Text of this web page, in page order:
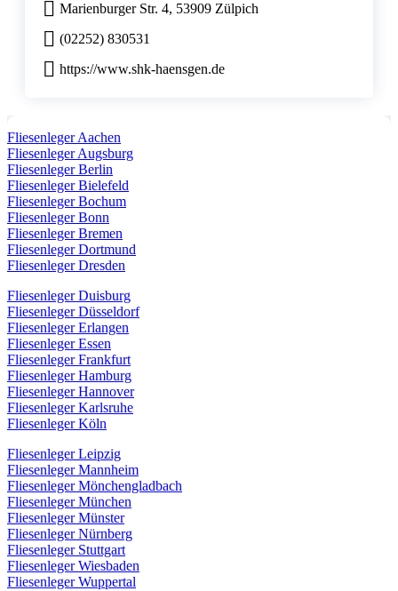
Marienburger Str. 4, 53909 Zülpich
(02252) 830531
https://www.shk-haensgen.de
Fliesenleger Aachen
Fliesenleger Augsburg
Fliesenleger Berlin
Fliesenleger Bielefeld
Fliesenleger Bochum
Fliesenleger Bonn
Fliesenleger Bremen
Fliesenleger Dortmund
Fliesenleger Dresden
Fliesenleger Duisburg
Fliesenleger Düsseldorf
Fliesenleger Erlangen
Fliesenleger Essen
Fliesenleger Frankfurt
Fliesenleger Hamburg
Fliesenleger Hannover
Fliesenleger Karlsruhe
Fliesenleger Köln
Fliesenleger Leipzig
Fliesenleger Mannheim
Fliesenleger Mönchengladbach
Fliesenleger München
Fliesenleger Münster
Fliesenleger Nürnberg
Fliesenleger Stuttgart
Fliesenleger Wiesbaden
Fliesenleger Wuppertal